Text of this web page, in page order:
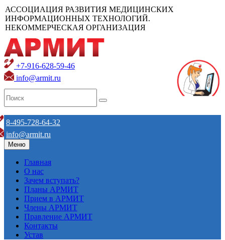
АССОЦИАЦИЯ РАЗВИТИЯ МЕДИЦИНСКИХ
ИНФОРМАЦИОННЫХ ТЕХНОЛОГИЙ.
НЕКОММЕРЧЕСКАЯ ОРГАНИЗАЦИЯ
+7-916-628-59-46
info@armit.ru
8-495-728-64-32
info@armit.ru
Меню
Главная
О нас
Зачем вступать?
Планы АРМИТ
Прием в АРМИТ
Члены АРМИТ
Правление АРМИТ
Контакты
Устав